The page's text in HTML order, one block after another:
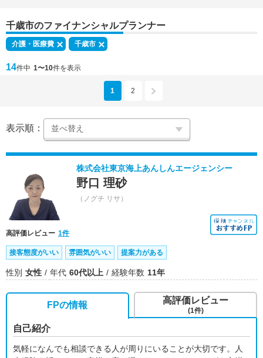
千歳市のファイナンシャルプランナー
介護・医療費 千歳市
14件中 1〜10件を表示
1 2
表示順：
株式会社東京海上あんしんエージェンシー
野口 理砂
（ノグチ リサ）
高評価レビュー 1件
接客態度がいい 雰囲気がいい 提案力がある
性別 女性 年代 60代以上 経験年数 11年
FPの情報
自己紹介
気軽になんでも相談できる人が周りにいることが大切です。人
高評価レビュー
(1件)